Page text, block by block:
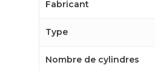
Fabricant
Type
Nombre de cylindres